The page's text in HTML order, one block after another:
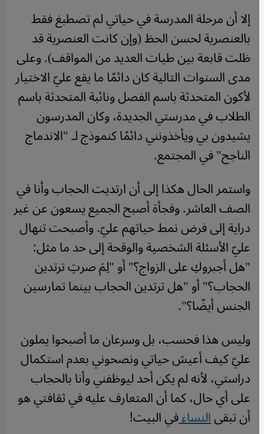
إلا أن مرحلة المدرسة في حياتي لم تصطبغ فقط
بالعنصرية لحسن الحظ (وإن كانت العنصرية قد
ظلت قابعة بين طيات العديد من المواقف). وعلى
مدى السنوات التالية كان دائمًا ما يقع عليّ الاختيار
لأكون المتحدثة باسم الفصل ونائبة المتحدثة باسم
الطلاب في مدرستي الجديدة، وكان المدرسون
يشيدون بي ويأخذونني دائمًا كنموذج لـ "الاندماج
الناجح" في المجتمع.
واستمر الحال هكذا إلى أن ارتديت الحجاب وأنا في
الصف العاشر. وفجأة أصبح الجميع يسعون عن غير
دراية إلى فرض نمط حياتهم عليّ. وأصبحت تنهال
عليّ الأسئلة الشخصية والوقحة إلى حد ما مثل:
"هل أجبروكِ على الزواج؟" أو "لِمَ صرتِ ترتدين
الحجاب؟" أو "هل ترتدين الحجاب بينما تمارسين
الجنس أيضًا؟".
وليس هذا فحسب، بل وسرعان ما أصبحوا يملون
عليّ كيف أعيش حياتي ونصحوني بعدم استكمال
دراستي، لأنه لم يكن أحد ليوظفني وأنا بالحجاب
على أي حال، كما أن المتعارف عليه في ثقافتي هو
أن تبقىالنساءفي البيت!